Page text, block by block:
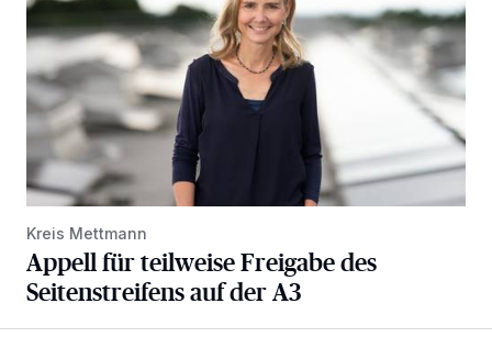
Kreis Mettmann
Appell für teilweise Freigabe des
Seitenstreifens auf der A3